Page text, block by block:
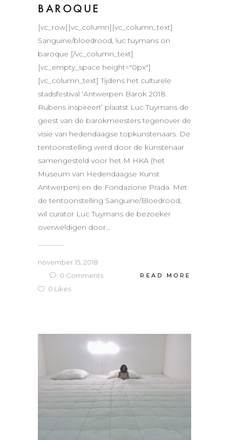
BAROQUE
[vc_row][vc_column][vc_column_text]
Sanguine/bloedrood, luc tuymans on
baroque [/vc_column_text]
[vc_empty_space height="0px"]
[vc_column_text] Tijdens het culturele
stadsfestival ‘Antwerpen Barok 2018.
Rubens inspireert’ plaatst Luc Tuymans de
geest van de barokmeesters tegenover de
visie van hedendaagse topkunstenaars. De
tentoonstelling werd door de kunstenaar
samengesteld voor het M HKA (het
Museum van Hedendaagse Kunst
Antwerpen) en de Fondazione Prada. Met
de tentoonstelling Sanguine/Bloedrood,
wil curator Luc Tuymans de bezoeker
overweldigen door...
november 15, 2018
0 Comments
0 Likes
READ MORE